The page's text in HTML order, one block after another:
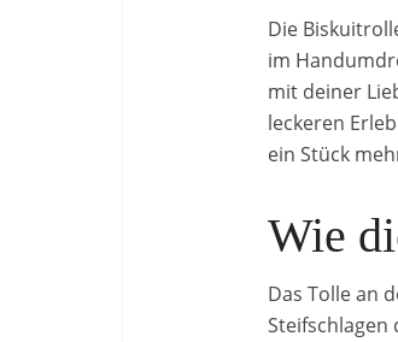
Die
im
mit deiner
leckeren
ein Stück
Wie
Das Tolle an
Steifschlagen